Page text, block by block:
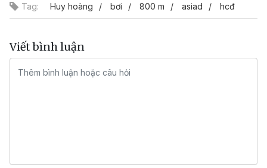
Tag: Huy hoàng bơi 800 m asiad hcđ
Viết bình luận